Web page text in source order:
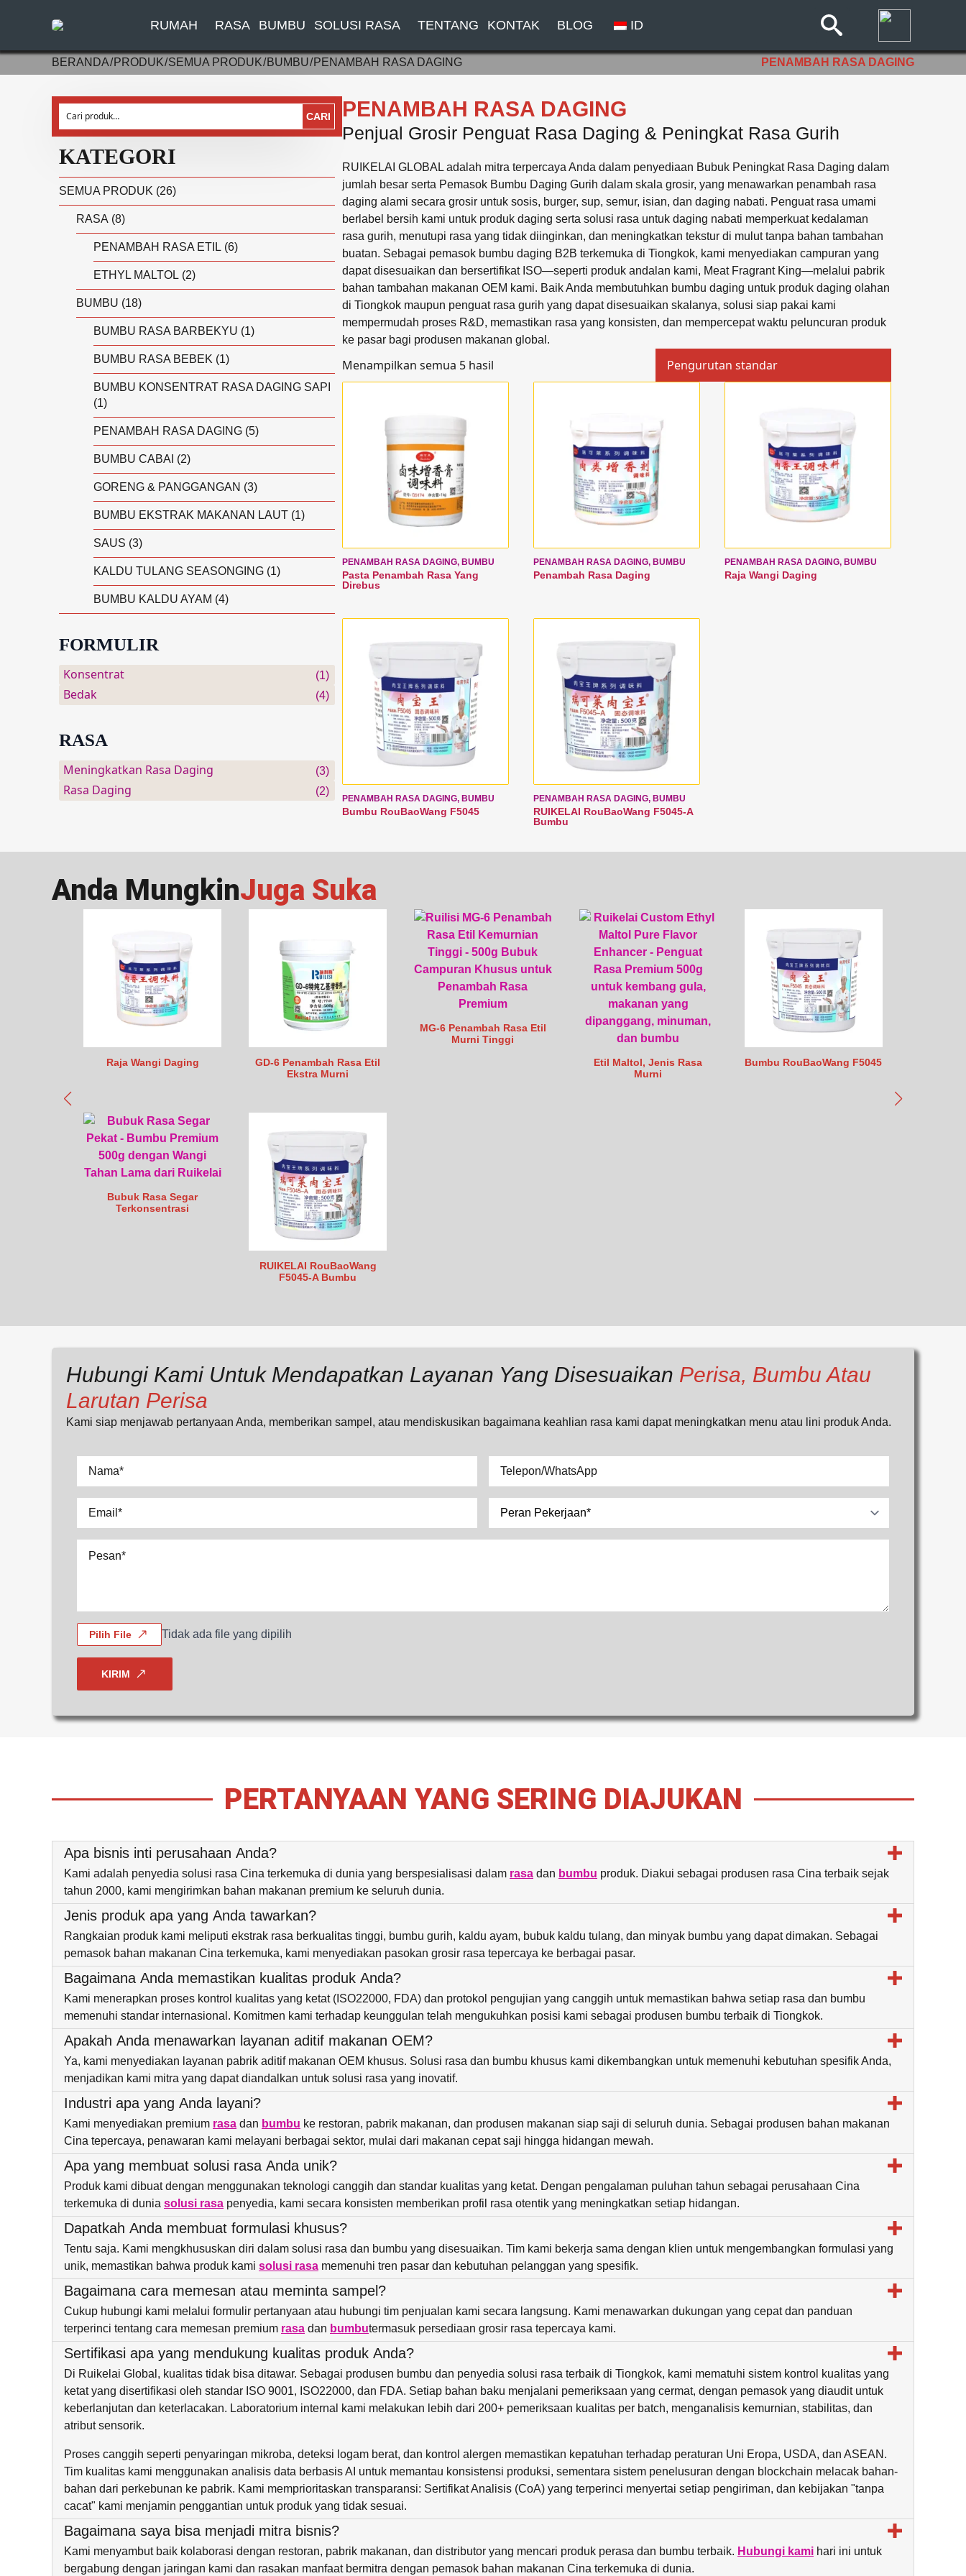
RUMAH RASA BUMBU SOLUSI RASA TENTANG KONTAK BLOG ID
Cari:
BERANDA PRODUK SEMUA PRODUK BUMBU PENAMBAH RASA DAGING PENAMBAH RASA DAGING
Pencarian
untuk: CARI
KATEGORI
SEMUA PRODUK (26)
RASA (8)
PENAMBAH RASA ETIL (6)
ETHYL MALTOL (2)
BUMBU (18)
BUMBU RASA BARBEKYU (1)
BUMBU RASA BEBEK (1)
BUMBU KONSENTRAT RASA DAGING SAPI
(1)
PENAMBAH RASA DAGING (5)
BUMBU CABAI (2)
GORENG & PANGGANGAN (3)
BUMBU EKSTRAK MAKANAN LAUT (1)
SAUS (3)
KALDU TULANG SEASONGING (1)
BUMBU KALDU AYAM (4)
FORMULIR
Konsentrat (1)
Bedak (4)
RASA
Meningkatkan Rasa Daging (3)
Rasa Daging (2)
PENAMBAH RASA DAGING
Penjual Grosir Penguat Rasa Daging & Peningkat Rasa Gurih
RUIKELAI GLOBAL adalah mitra terpercaya Anda dalam penyediaan Bubuk Peningkat Rasa Daging dalam
jumlah besar serta Pemasok Bumbu Daging Gurih dalam skala grosir, yang menawarkan penambah rasa
daging alami secara grosir untuk sosis, burger, sup, semur, isian, dan daging nabati. Penguat rasa umami
berlabel bersih kami untuk produk daging serta solusi rasa untuk daging nabati memperkuat kedalaman
rasa gurih, menutupi rasa yang tidak diinginkan, dan meningkatkan tekstur di mulut tanpa bahan tambahan
buatan. Sebagai pemasok bumbu daging B2B terkemuka di Tiongkok, kami menyediakan campuran yang
dapat disesuaikan dan bersertifikat ISO—seperti produk andalan kami, Meat Fragrant King—melalui pabrik
bahan tambahan makanan OEM kami. Baik Anda membutuhkan bumbu daging untuk produk daging olahan
di Tiongkok maupun penguat rasa gurih yang dapat disesuaikan skalanya, solusi siap pakai kami
mempermudah proses R&D, memastikan rasa yang konsisten, dan mempercepat waktu peluncuran produk
ke pasar bagi produsen makanan global.
Menampilkan semua 5 hasil
PENAMBAH RASA DAGING, BUMBU
Pasta Penambah Rasa Yang
Direbus
PENAMBAH RASA DAGING, BUMBU
Penambah Rasa Daging
PENAMBAH RASA DAGING, BUMBU
Raja Wangi Daging
PENAMBAH RASA DAGING, BUMBU
Bumbu RouBaoWang F5045
PENAMBAH RASA DAGING, BUMBU
RUIKELAI RouBaoWang F5045-A
Bumbu
Anda MungkinJuga Suka
Raja Wangi Daging
GD-6 Penambah Rasa Etil
Ekstra Murni
MG-6 Penambah Rasa Etil
Murni Tinggi
Etil Maltol, Jenis Rasa
Murni
Bumbu RouBaoWang F5045
Bubuk Rasa Segar
Terkonsentrasi
RUIKELAI RouBaoWang
F5045-A Bumbu
Hubungi Kami Untuk Mendapatkan Layanan Yang Disesuaikan Perisa, Bumbu Atau
Larutan Perisa
Kami siap menjawab pertanyaan Anda, memberikan sampel, atau mendiskusikan bagaimana keahlian rasa kami dapat meningkatkan menu atau lini produk Anda.
Pilih File Tidak ada file yang dipilih
KIRIM
PERTANYAAN YANG SERING DIAJUKAN
Apa bisnis inti perusahaan Anda?
Kami adalah penyedia solusi rasa Cina terkemuka di dunia yang berspesialisasi dalam rasa dan bumbu produk. Diakui sebagai produsen rasa Cina terbaik sejak
tahun 2000, kami mengirimkan bahan makanan premium ke seluruh dunia.
Jenis produk apa yang Anda tawarkan?
Rangkaian produk kami meliputi ekstrak rasa berkualitas tinggi, bumbu gurih, kaldu ayam, bubuk kaldu tulang, dan minyak bumbu yang dapat dimakan. Sebagai
pemasok bahan makanan Cina terkemuka, kami menyediakan pasokan grosir rasa tepercaya ke berbagai pasar.
Bagaimana Anda memastikan kualitas produk Anda?
Kami menerapkan proses kontrol kualitas yang ketat (ISO22000, FDA) dan protokol pengujian yang canggih untuk memastikan bahwa setiap rasa dan bumbu
memenuhi standar internasional. Komitmen kami terhadap keunggulan telah mengukuhkan posisi kami sebagai produsen bumbu terbaik di Tiongkok.
Apakah Anda menawarkan layanan aditif makanan OEM?
Ya, kami menyediakan layanan pabrik aditif makanan OEM khusus. Solusi rasa dan bumbu khusus kami dikembangkan untuk memenuhi kebutuhan spesifik Anda,
menjadikan kami mitra yang dapat diandalkan untuk solusi rasa yang inovatif.
Industri apa yang Anda layani?
Kami menyediakan premium rasa dan bumbu ke restoran, pabrik makanan, dan produsen makanan siap saji di seluruh dunia. Sebagai produsen bahan makanan
Cina tepercaya, penawaran kami melayani berbagai sektor, mulai dari makanan cepat saji hingga hidangan mewah.
Apa yang membuat solusi rasa Anda unik?
Produk kami dibuat dengan menggunakan teknologi canggih dan standar kualitas yang ketat. Dengan pengalaman puluhan tahun sebagai perusahaan Cina
terkemuka di dunia solusi rasa penyedia, kami secara konsisten memberikan profil rasa otentik yang meningkatkan setiap hidangan.
Dapatkah Anda membuat formulasi khusus?
Tentu saja. Kami mengkhususkan diri dalam solusi rasa dan bumbu yang disesuaikan. Tim kami bekerja sama dengan klien untuk mengembangkan formulasi yang
unik, memastikan bahwa produk kami solusi rasa memenuhi tren pasar dan kebutuhan pelanggan yang spesifik.
Bagaimana cara memesan atau meminta sampel?
Cukup hubungi kami melalui formulir pertanyaan atau hubungi tim penjualan kami secara langsung. Kami menawarkan dukungan yang cepat dan panduan
terperinci tentang cara memesan premium rasa dan bumbutermasuk persediaan grosir rasa tepercaya kami.
Sertifikasi apa yang mendukung kualitas produk Anda?
Di Ruikelai Global, kualitas tidak bisa ditawar. Sebagai produsen bumbu dan penyedia solusi rasa terbaik di Tiongkok, kami mematuhi sistem kontrol kualitas yang
ketat yang disertifikasi oleh standar ISO 9001, ISO22000, dan FDA. Setiap bahan baku menjalani pemeriksaan yang cermat, dengan pemasok yang diaudit untuk
keberlanjutan dan keterlacakan. Laboratorium internal kami melakukan lebih dari 200+ pemeriksaan kualitas per batch, menganalisis kemurnian, stabilitas, dan
atribut sensorik.
Proses canggih seperti penyaringan mikroba, deteksi logam berat, dan kontrol alergen memastikan kepatuhan terhadap peraturan Uni Eropa, USDA, dan ASEAN.
Tim kualitas kami menggunakan analisis data berbasis AI untuk memantau konsistensi produksi, sementara sistem penelusuran dengan blockchain melacak bahan-
bahan dari perkebunan ke pabrik. Kami memprioritaskan transparansi: Sertifikat Analisis (CoA) yang terperinci menyertai setiap pengiriman, dan kebijakan "tanpa
cacat" kami menjamin penggantian untuk produk yang tidak sesuai.
Bagaimana saya bisa menjadi mitra bisnis?
Kami menyambut baik kolaborasi dengan restoran, pabrik makanan, dan distributor yang mencari produk perasa dan bumbu terbaik. Hubungi kami hari ini untuk
bergabung dengan jaringan kami dan rasakan manfaat bermitra dengan pemasok bahan makanan Cina terkemuka di dunia.